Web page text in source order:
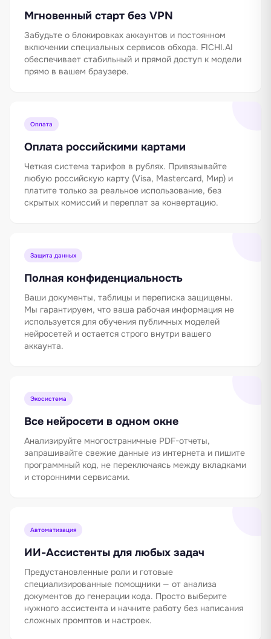
Мгновенный старт без VPN
Забудьте о блокировках аккаунтов и постоянном
включении специальных сервисов обхода. FICHI.AI
обеспечивает стабильный и прямой доступ к модели
прямо в вашем браузере.
Оплата
Оплата российскими картами
Четкая система тарифов в рублях. Привязывайте
любую российскую карту (Visa, Mastercard, Мир) и
платите только за реальное использование, без
скрытых комиссий и переплат за конвертацию.
Защита данных
Полная конфиденциальность
Ваши документы, таблицы и переписка защищены.
Мы гарантируем, что ваша рабочая информация не
используется для обучения публичных моделей
нейросетей и остается строго внутри вашего
аккаунта.
Экосистема
Все нейросети в одном окне
Анализируйте многостраничные PDF-отчеты,
запрашивайте свежие данные из интернета и пишите
программный код, не переключаясь между вкладками
и сторонними сервисами.
Автоматизация
ИИ-Ассистенты для любых задач
Предустановленные роли и готовые
специализированные помощники — от анализа
документов до генерации кода. Просто выберите
нужного ассистента и начните работу без написания
сложных промптов и настроек.